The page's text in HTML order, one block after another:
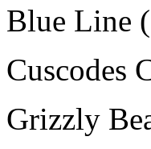
Blue Line
Cuscodes
Grizzly